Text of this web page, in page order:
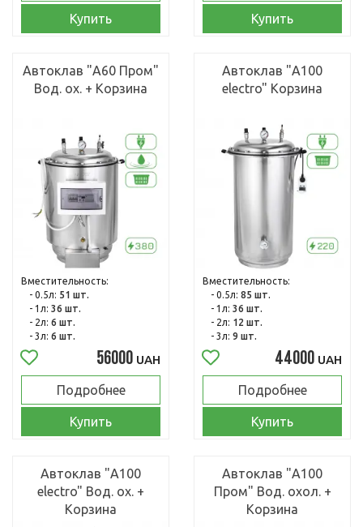
Купить Купить
Автоклав "А60 Пром"
Вод. ох. + Корзина
Вместительность:
- 0.5л: 51 шт.
- 1л: 36 шт.
- 2л: 6 шт.
- 3л: 6 шт.
56000 UAH
Подробнее
Купить
Автоклав "А100
electro" Корзина
Вместительность:
- 0.5л: 85 шт.
- 1л: 36 шт.
- 2л: 12 шт.
- 3л: 9 шт.
44000 UAH
Подробнее
Купить
Автоклав "А100
electro" Вод. ох. +
Корзина
Автоклав "А100
Пром" Вод. охол. +
Корзина